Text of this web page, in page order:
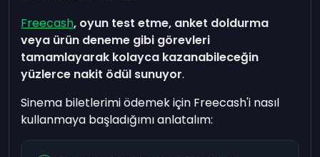
Freecash, oyun test etme, anket doldurma
veya ürün deneme gibi görevleri
tamamlayarak kolayca kazanabileceğin
yüzlerce nakit ödül sunuyor.
Sinema biletlerimi ödemek için Freecash'i nasıl
kullanmaya başladığımı anlatalım: